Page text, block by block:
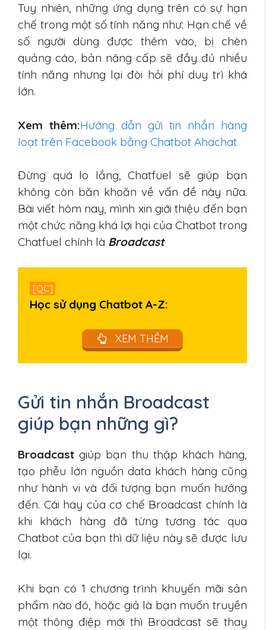
Tuy nhiên, những ứng dụng trên có sự hạn
chế trong một số tính năng như: Hạn chế về
số người dùng được thêm vào, bị chèn
quảng cáo, bản nâng cấp sẽ đầy đủ nhiều
tính năng nhưng lại đòi hỏi phí duy trì khá
lớn.
Xem thêm:Hướng dẫn gửi tin nhắn hàng
loạt trên Facebook bằng Chatbot Ahachat
Đừng quá lo lắng, Chatfuel sẽ giúp bạn
không còn băn khoăn về vấn đề này nữa.
Bài viết hôm nay, mình xin giới thiệu đến bạn
một chức năng khá lợi hại của Chatbot trong
Chatfuel chính là Broadcast
[QC]
Học sử dụng Chatbot A-Z:
XEM THÊM
Gửi tin nhắn Broadcast
giúp bạn những gì?
Broadcast giúp bạn thu thập khách hàng,
tạo phễu lớn nguồn data khách hàng cũng
như hành vi và đối tượng bạn muốn hướng
đến. Cái hay của cơ chế Broadcast chính là
khi khách hàng đã từng tương tác qua
Chatbot của bạn thì dữ liệu này sẽ được lưu
lại.
Khi bạn có 1 chương trình khuyến mãi sản
phẩm nào đó, hoặc giả là bạn muốn truyền
một thông điệp mới thì Broadcast sẽ thay